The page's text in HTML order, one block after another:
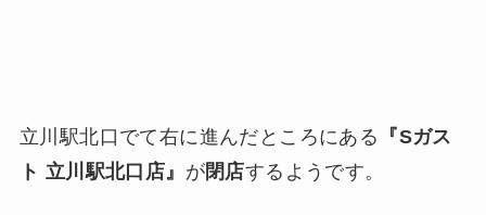
立川駅北口でて右に進んだところにある
『Sガス
ト 立川駅北口店』 が閉店するようです。